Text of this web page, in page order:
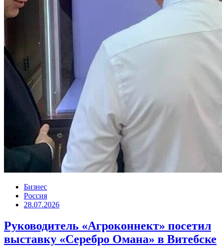
Бизнес
Россия
28.07.2026
Руководитель «Агроконнект» посетил
выставку «Серебро Омана» в Витебске